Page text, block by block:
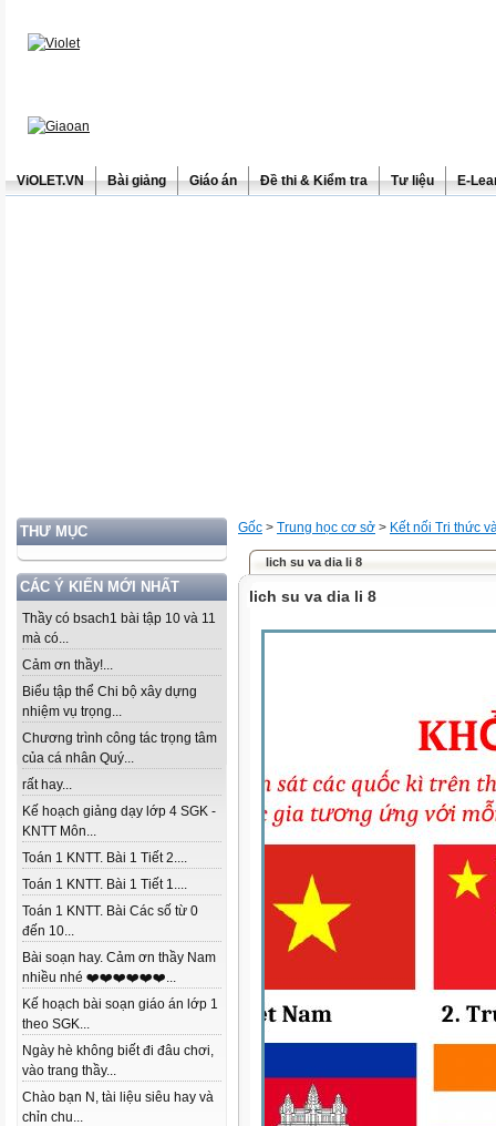
ViOLET.VN Bài giảng Giáo án Đề thi & Kiểm tra Tư liệu E-
THƯ MỤC
CÁC Ý KIẾN MỚI NHẤT
Thầy có bsach1 bài tập 10 và 11
mà có...
Cảm ơn thầy!...
Biểu tập thể Chi bộ xây dựng
nhiệm vụ trọng...
Chương trình công tác trọng tâm
của cá nhân Quý...
rất hay...
Kế hoạch giảng dạy lớp 4 SGK -
KNTT Môn...
Toán 1 KNTT. Bài 1 Tiết 2....
Toán 1 KNTT. Bài 1 Tiết 1....
Toán 1 KNTT. Bài Các số từ 0
đến 10...
Bài soạn hay. Cảm ơn thầy Nam
nhiều nhé ❤️❤️❤️❤️❤️❤️...
Kế hoạch bài soạn giáo án lớp 1
theo SGK...
Ngày hè không biết đi đâu chơi,
vào trang thầy...
Chào bạn N, tài liệu siêu hay và
chỉn chu...
Gốc > Trung học cơ sở > Kết nối Tri thức
lich su va dia li 8
lich su va dia li 8